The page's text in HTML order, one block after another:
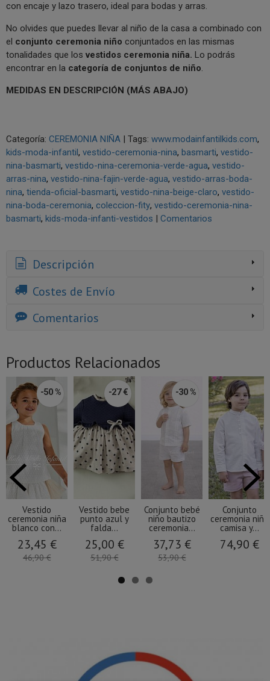
con encaje y lazo trasero, ideal para bodas y arras.
No olvides que puedes llevar al niño de la casa a combinado con
el conjunto ceremonia niño conjuntados en las mismas
tonalidades que los vestidos ceremonia niña. Lo podrás
encontrar en la categoría de conjuntos de niño.
MEDIDAS EN DESCRIPCIÓN (MÁS ABAJO)
Categoría: CEREMONIA NIÑA | Tags: www.modainfantilkids.com
kids-moda-infantil vestido-ceremonia-nina basmarti vestido-
nina-basmarti vestido-nina-ceremonia-verde-agua vestido-
arras-nina vestido-nina-fajin-verde-agua vestido-arras-boda-
nina tienda-oficial-basmarti vestido-nina-beige-claro vestido-
nina-boda-ceremonia coleccion-fity vestido-ceremonia-nina-
basmarti kids-moda-infanti-vestidos | Comentarios
Descripción
Costes de Envío
Comentarios
Productos Relacionados
-50 %
Vestido
ceremonia niña
blanco con...
23,45 €
46,90 €
-27 €
Vestido bebe
punto azul y
falda...
25,00 €
51,90 €
-30 %
Conjunto bebé
niño bautizo
ceremonia...
37,73 €
53,90 €
Conjunto
ceremonia niño
camisa y...
74,90 €